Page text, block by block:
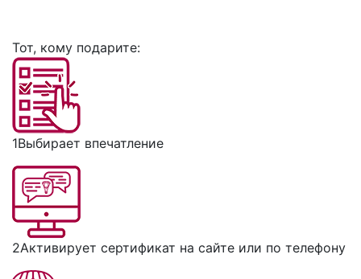
Тот, кому подарите:
1Выбирает впечатление
2Активирует сертификат на сайте или по телефону